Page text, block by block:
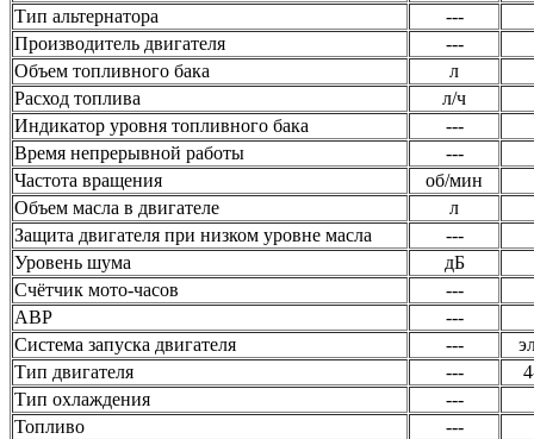
Тип альтернатора
---
Производитель двигателя
---
Объем топливного бака
л
Расход топлива
л/ч
Индикатор уровня топливного бака
---
Время непрерывной работы
---
Частота вращения
об/мин
Объем масла в двигателе
л
Защита двигателя при низком уровне масла
---
Уровень шума
дБ
Счётчик мото-часов
---
ABP
---
Система запуска двигателя
---
Тип двигателя
---
Тип охлаждения
---
Топливо
---